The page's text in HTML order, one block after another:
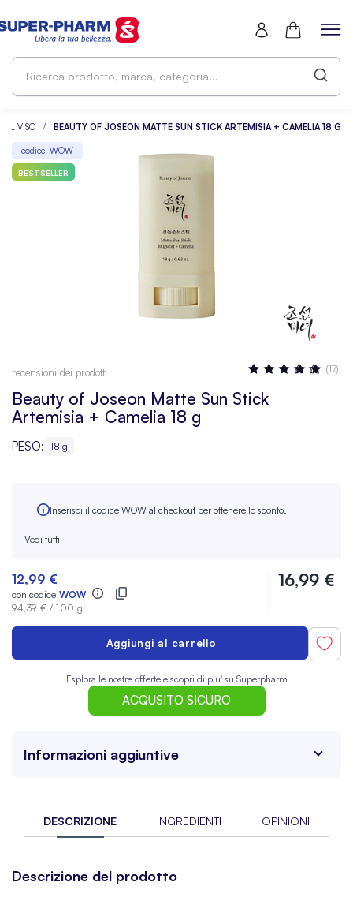
IL VISO BEAUTY OF JOSEON MATTE SUN STICK ARTEMISIA + CAMELIA 18 G
codice: WOW
BESTSELLER
Beauty of Joseon Matte Sun Stick
Artemisia + Camelia 18 g
Valutazione: (17)
recensioni dei prodotti
PESO: 18 g
Inserisci il codice WOW al checkout per ottenere lo sconto.
Vedi tutti
12,99 €
con codice WOW
94,39 € /100 g
16,99 €
Aggiungi al carrello
Esplora le nostre offerte e scopri di piu' su Superpharm
ACQUSITO SICURO
DESCRIZIONE INGREDIENTI OPINIONI
Descrizione del prodotto
Informazioni aggiuntive